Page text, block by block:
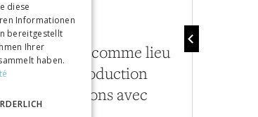
et de production
Conversations avec
diese
Informationen
bereitgestellt
Ihrer
haben.